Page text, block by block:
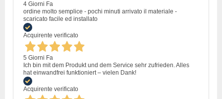
4 Giorni Fa
ordine molto semplice - pochi minuti arrivato il materiale -
scaricato facile ed installato
Acquirente verificato
5 Giorni Fa
Ich bin mit dem Produkt und dem Service sehr zufrieden. Alles
hat einwandfrei funktioniert – vielen Dank!
Acquirente verificato